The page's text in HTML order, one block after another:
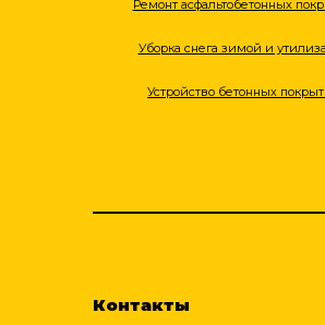
Ремонт асфальтобетонных
Уборка снега зимой и
Устройство бетонных
Контакты